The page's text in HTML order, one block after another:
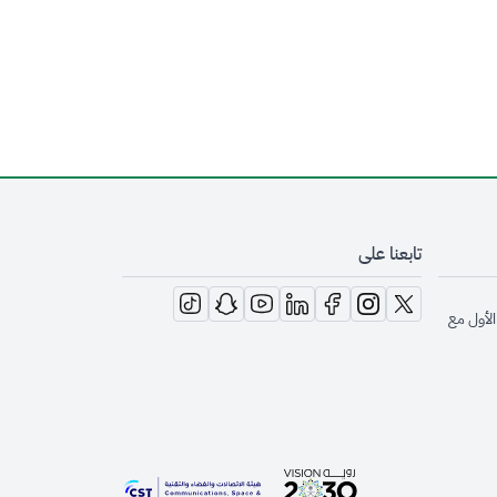
مع
تابعنا على
opens in new window
opens in new window
opens in new window
opens in new window
opens in new window
opens in new window
opens in new window